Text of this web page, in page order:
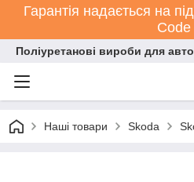
Гарантія надається на
Code
Поліуретанові вироби для
Наші товари Skoda